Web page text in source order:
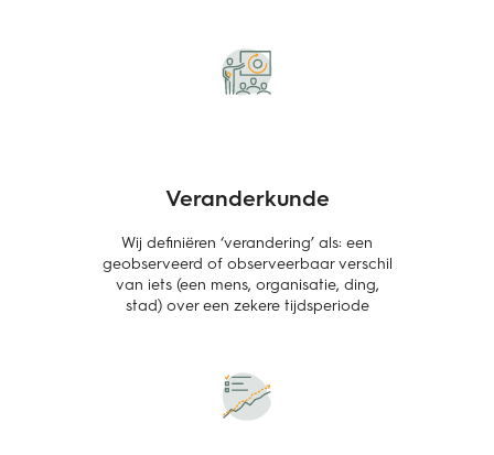
Veranderkunde
Wij definiëren ‘verandering’ als: een
geobserveerd of observeerbaar verschil
van iets (een mens, organisatie, ding,
stad) over een zekere tijdsperiode